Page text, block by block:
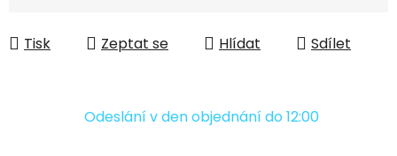
Tisk Zeptat se Hlídat Sdílet
Odeslání v den objednání do 12:00